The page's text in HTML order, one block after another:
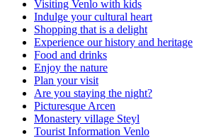
Visiting Venlo with kids
Indulge your cultural heart
Shopping that is a delight
Experience our history and heritage
Food and drinks
Enjoy the nature
Plan your visit
Are you staying the night?
Picturesque Arcen
Monastery village Steyl
Tourist Information Venlo